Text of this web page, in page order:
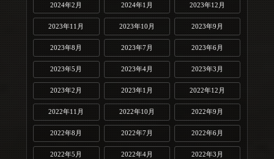
2024年2月 2024年1月 2023年12月
2023年11月 2023年10月 2023年9月
2023年8月 2023年7月 2023年6月
2023年5月 2023年4月 2023年3月
2023年2月 2023年1月 2022年12月
2022年11月 2022年10月 2022年9月
2022年8月 2022年7月 2022年6月
2022年5月 2022年4月 2022年3月